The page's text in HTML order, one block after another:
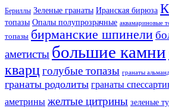
Бериллы Зеленые гранаты Иранская бирюза
топазы Опалы полупрозрачные аквамариновые
топазы бирманские шпинели
аметисты большие камни
кварцголубые топазы гранаты
гранаты родолиты гранаты
аметрины желтые цитрины зеленые